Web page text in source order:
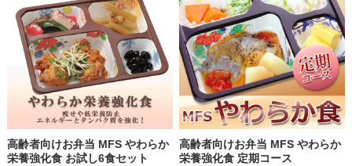
高齢者向けお弁当 MFS やわらか
栄養強化食 お試し6食セット
高齢者向けお弁当 MFS やわらか
栄養強化食 定期コース